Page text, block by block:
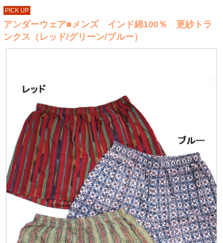
PICK UP
アンダーウェア■メンズ インド綿100％ 更紗トラ
ンクス（レッド/グリーン/ブルー）